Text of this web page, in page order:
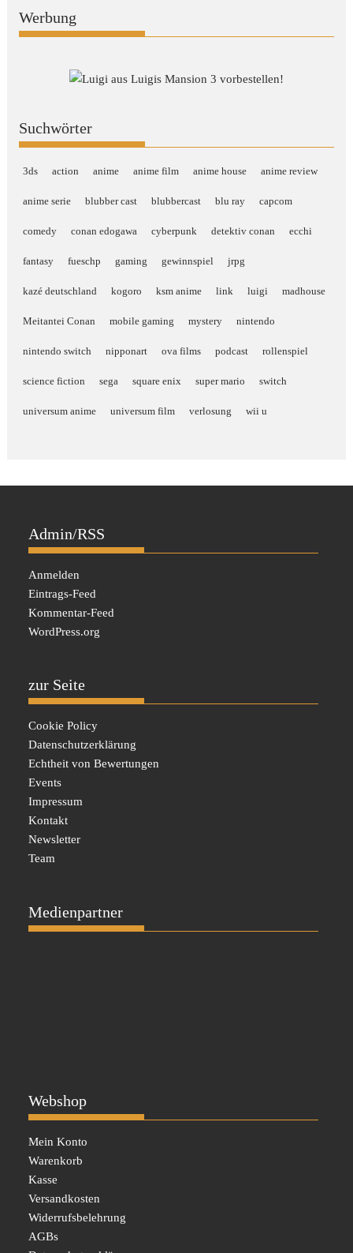
Werbung
Suchwörter
3ds action anime anime film anime house anime review
anime serie blubber cast blubbercast blu ray capcom
comedy conan edogawa cyberpunk detektiv conan ecchi
fantasy fueschp gaming gewinnspiel jrpg
kazé deutschland kogoro ksm anime link luigi madhouse
Meitantei Conan mobile gaming mystery nintendo
nintendo switch nipponart ova films podcast rollenspiel
science fiction sega square enix super mario switch
universum anime universum film verlosung wii u
Admin/RSS
Anmelden
Eintrags-Feed
Kommentar-Feed
WordPress.org
zur Seite
Cookie Policy
Datenschutzerklärung
Echtheit von Bewertungen
Events
Impressum
Kontakt
Newsletter
Team
Medienpartner
Webshop
Mein Konto
Warenkorb
Kasse
Versandkosten
Widerrufsbelehrung
AGBs